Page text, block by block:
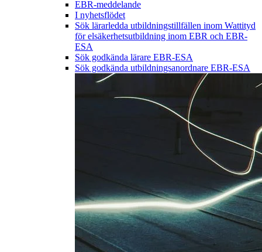
EBR-meddelande
I nyhetsflödet
Sök lärarledda utbildningstillfällen inom Wattityd
för elsäkerhetsutbildning inom EBR och EBR-
ESA
Sök godkända lärare EBR-ESA
Sök godkända utbildningsanordnare EBR-ESA